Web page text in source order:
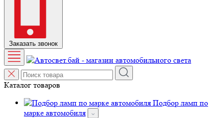
Заказать звонок
Каталог товаров
Подбор ламп по
марке автомобиля